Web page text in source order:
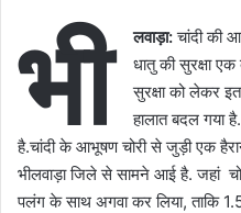
भी लवाड़ा:चांदी की
धातु की सुरक्षा
सुरक्षा को लेकर
हालात बदल गया
है.चांदी के आभूषण चोरी से जुड़ी एक
भीलवाड़ा जिले से सामने आई है. जहां
पलंग के साथ अगवा कर लिया, ताकि